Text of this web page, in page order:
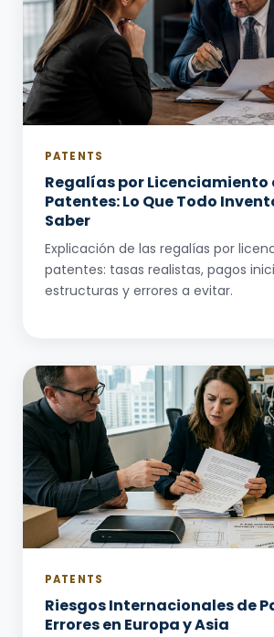
PATENTS
Regalías por Licenciamiento
Patentes: Lo Que Todo
Saber
Explicación de las regalías por
patentes: tasas realistas, pagos
estructuras y errores a evitar.
PATENTS
Riesgos Internacionales de
Errores en Europa y Asia